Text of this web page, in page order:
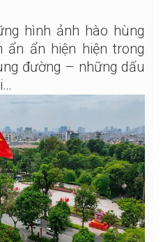
hình ảnh hào hùng
ẩn ẩn hiện hiện trong
đường – những dấu